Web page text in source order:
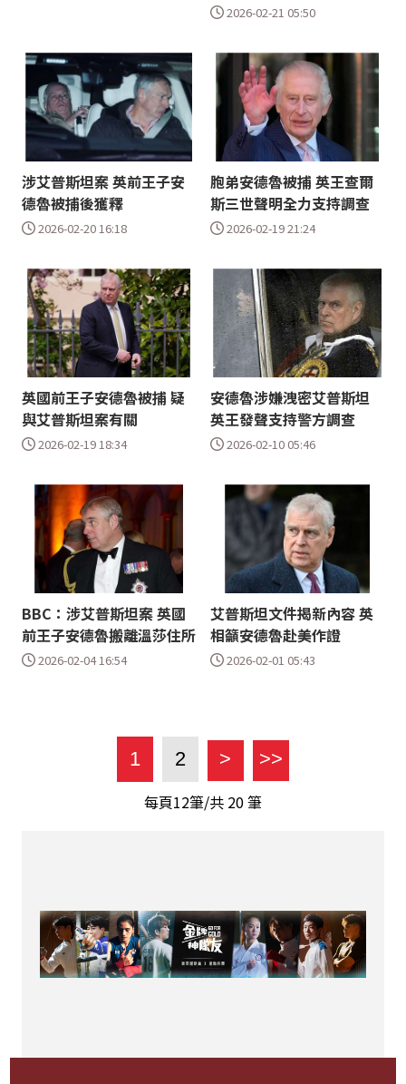
2026-02-21 05:50
涉艾普斯坦案 英前王子安
德魯被捕後獲釋
2026-02-20 16:18
胞弟安德魯被捕 英王查爾
斯三世聲明全力支持調查
2026-02-19 21:24
英國前王子安德魯被捕 疑
與艾普斯坦案有關
2026-02-19 18:34
安德魯涉嫌洩密艾普斯坦
英王發聲支持警方調查
2026-02-10 05:46
BBC：涉艾普斯坦案 英國
前王子安德魯搬離溫莎住所
2026-02-04 16:54
艾普斯坦文件揭新內容 英
相籲安德魯赴美作證
2026-02-01 05:43
1 2 > >>
每頁12筆/共 20筆